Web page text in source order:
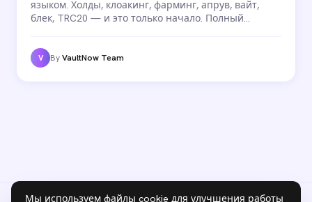
языком. Холды, клоакинг, фарминг, апрув, вайт,
блек, TRC20 — и это только начало. Полный
индустрию.
V ByVaultNow Team
Мы используем файлы cookie для улучшения работы